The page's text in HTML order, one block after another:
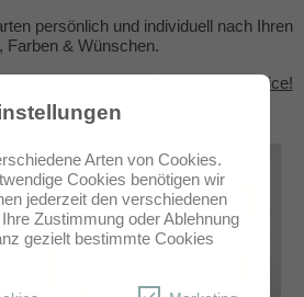
Arten von Cookies.
Cookies benötigen wir
jederzeit den verschiedenen
Zustimmung oder Ablehnung
gezielt bestimmte Cookies
persönlich und individuell nach Ihren
Farben & Wünschen.
individuellen Gestaltungsservice!